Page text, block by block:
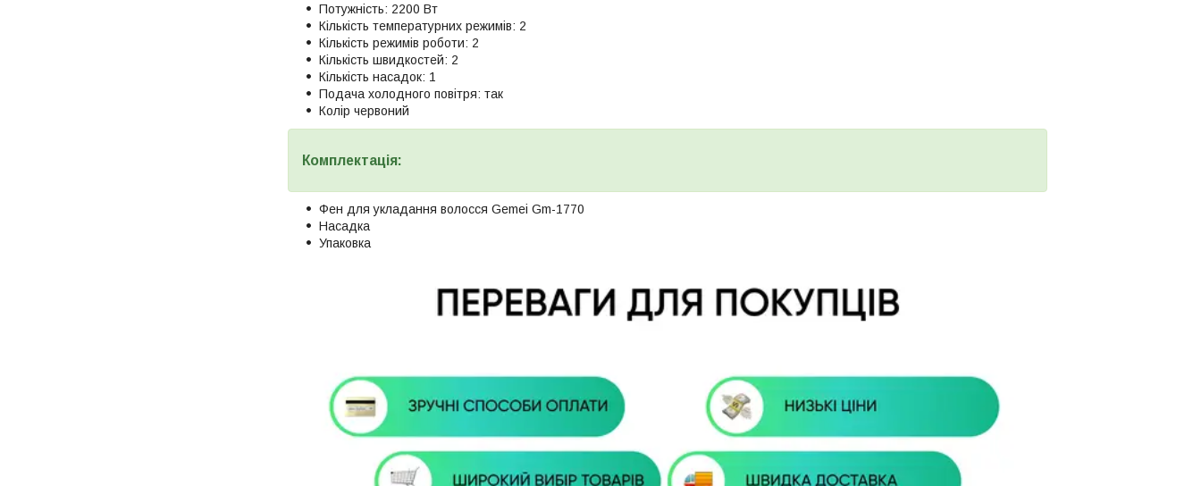
Потужність: 2200 Вт
Кількість температурних режимів: 2
Кількість режимів роботи: 2
Кількість швидкостей: 2
Кількість насадок: 1
Подача холодного повітря: так
Колір червоний
Комплектація:
Фен для укладання волосся Gemei Gm-1770
Насадка
Упаковка